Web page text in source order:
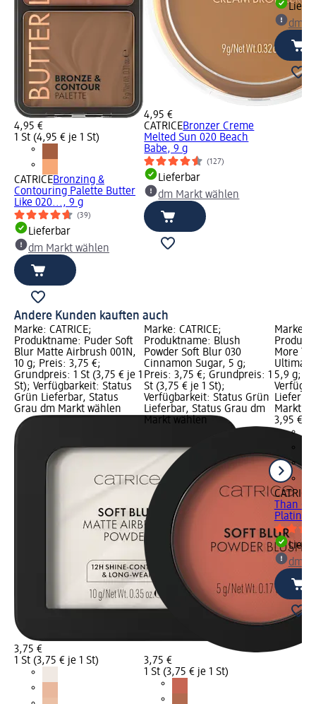
4,95 €
1 St (4,95 € je 1 St)
CATRICEBronzing &
Contouring Palette Butter
Like 020..., 9 g
(39)
Lieferbar
dm Markt wählen
4,95 €
CATRICEBronzer Creme
Melted Sun 020 Beach
Babe, 9 g
(127)
Lieferbar
dm Markt wählen
dm
Andere Kunden kauften auch
Marke: CATRICE;
Produktname: Puder Soft
Blur Matte Airbrush 001N,
10 g; Preis: 3,75 €;
Grundpreis: 1 St (3,75 € je 1
St); Verfügbarkeit: Status
Grün Lieferbar, Status
Grau dm Markt wählen
3,75 €
1 St (3,75 € je 1 St)
Marke: CATRICE;
Produktname: Blush
Powder Soft Blur 030
Cinnamon Sugar, 5 g;
Preis: 3,75 €; Grundpreis: 1
St (3,75 € je 1 St);
Verfügbarkeit: Status Grün
Lieferbar, Status Grau dm
Markt wählen
3,75 €
1 St (3,75 € je 1 St)
Marke:
More
5,9 g;
Markt
3,95 €
CATRICE
Than
dm